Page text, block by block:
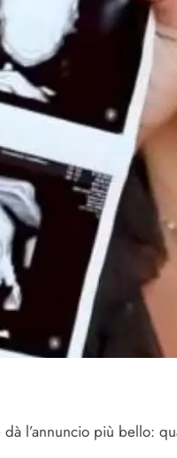
l’annuncio più bello: